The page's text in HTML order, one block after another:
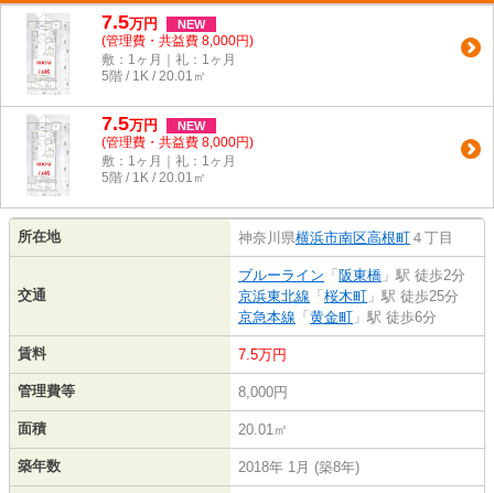
7.5万円 NEW
(管理費・共益費 8,000円)
敷：1ヶ月｜礼：1ヶ月
5階 / 1K / 20.01㎡
7.5万円 NEW
(管理費・共益費 8,000円)
敷：1ヶ月｜礼：1ヶ月
5階 / 1K / 20.01㎡
所在地 神奈川県横浜市南区高根町 ４丁目
交通
ブルーライン 「 阪東橋 」駅 徒歩2分
京浜東北線 「 桜木町 」駅 徒歩25分
京急本線 「 黄金町 」駅 徒歩6分
賃料 7.5万円
管理費等 8,000円
面積 20.01㎡
築年数 2018年 1月 (築8年)